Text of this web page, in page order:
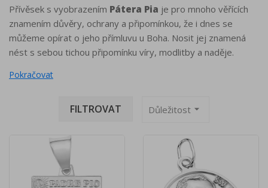
Přívěsek s vyobrazením Pátera Pia je pro mnoho věřících
znamením důvěry, ochrany a připomínkou, že i dnes se
můžeme opírat o jeho přímluvu u Boha. Nosit jej znamená
nést s sebou tichou připomínku víry, modlitby a naděje.
FILTROVAT Důležitost arrow_drop_down